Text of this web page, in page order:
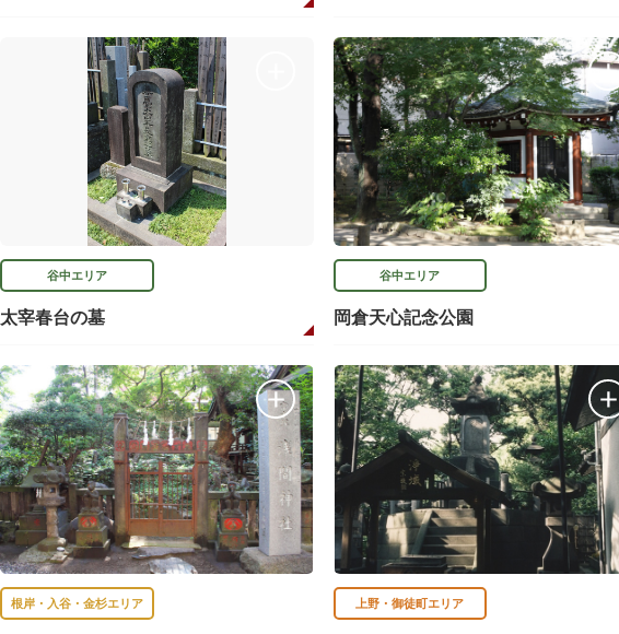
谷中エリア
太宰春台の墓
谷中エリア
岡倉天心記念公園
根岸・入谷・金杉エリア 上野・御徒町エリア